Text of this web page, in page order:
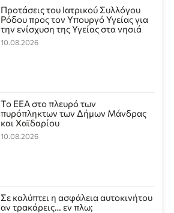
Προτάσεις του Ιατρικού Συλλόγου
Ρόδου προς τον Υπουργό Υγείας για
την ενίσχυση της Υγείας στα νησιά
10.08.2026
Το ΕΕΑ στο πλευρό των
πυρόπληκτων των Δήμων Μάνδρας
και Χαϊδαρίου
10.08.2026
Σε καλύπτει η ασφάλεια αυτοκινήτου
αν τρακάρεις… εν πλω;